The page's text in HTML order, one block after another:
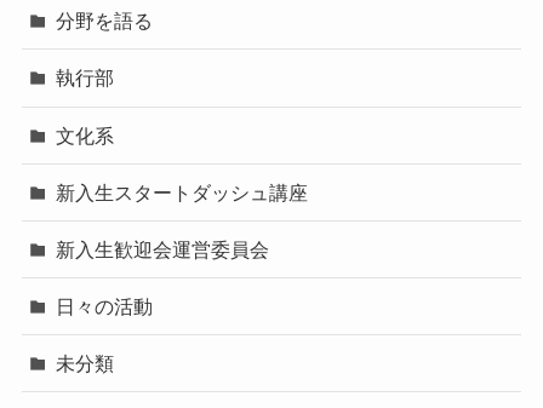
分野を語る
執行部
文化系
新入生スタートダッシュ講座
新入生歓迎会運営委員会
日々の活動
未分類